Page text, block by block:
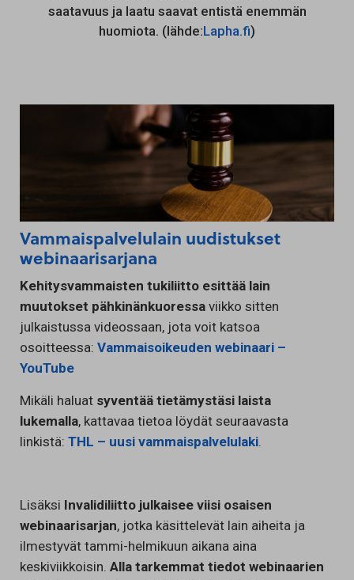
saatavuus ja laatu saavat entistä enemmän
huomiota. (lähde:Lapha.fi)
Vammaispalvelulain uudistukset
webinaarisarjana
Kehitysvammaisten tukiliitto esittää lain
muutokset pähkinänkuoressa viikko sitten
julkaistussa videossaan, jota voit katsoa
osoitteessa: Vammaisoikeuden webinaari –
YouTube
Mikäli haluat syventää tietämystäsi laista
lukemalla, kattavaa tietoa löydät seuraavasta
linkistä: THL – uusi vammaispalvelulaki
Lisäksi Invalidiliitto julkaisee viisi osaisen
webinaarisarjan, jotka käsittelevät lain aiheita ja
ilmestyvät tammi-helmikuun aikana aina
keskiviikkoisin. Alla tarkemmat tiedot webinaarien